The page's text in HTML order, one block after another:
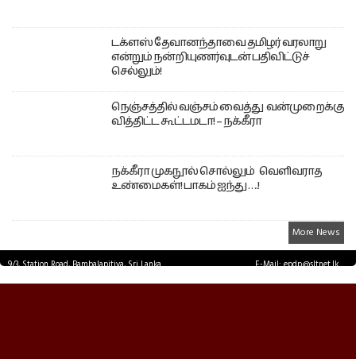
டக்ளஸ் தேவானந்தாவை தமிழர் வரலாறு
என்றும் நன்றியுணர்வுடன் பதிவிட்டுச்
செல்லும்!
நெஞ்சத்தில் வஞ்சம் வைத்து வன்முறைக்கு
வித்திட்ட கூட்டமடா! – நக்கீரா
நக்கீரா முகநூல் சொல்லும் வெளிவராத
உண்மைகள்! பாகம் ஐந்து ….!
More News
9/3, Station Road, Bambalapitiya, Sri Lanka.
E-Mail: epdp@sltnet.lk